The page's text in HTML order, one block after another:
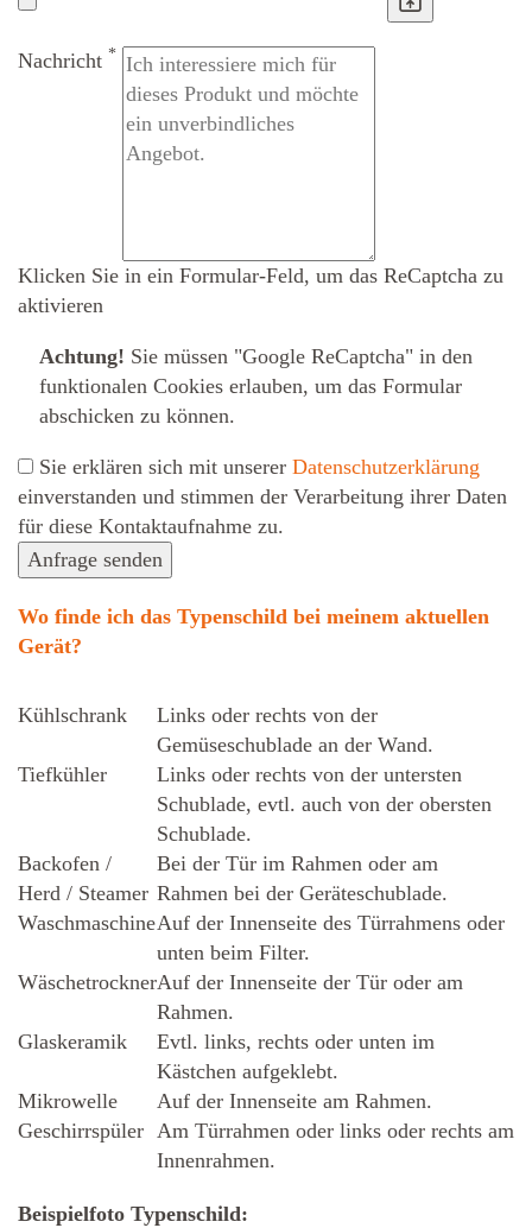
Nachricht *
Klicken Sie in ein Formular-Feld, um das ReCaptcha zu
aktivieren
Achtung! Sie müssen "Google ReCaptcha" in den
funktionalen Cookies erlauben, um das Formular
abschicken zu können.
Sie erklären sich mit unserer Datenschutzerklärung
ein­ver­standen und stimmen der Verarbeitung ihrer Daten
für diese Kontaktaufnahme zu.
Anfrage senden
Wo finde ich das Typenschild bei meinem aktuellen
Gerät?
Kühlschrank
Links oder rechts von der
Gemüseschublade an der Wand.
Tiefkühler
Links oder rechts von der untersten
Schublade, evtl. auch von der obersten
Schublade.
Backofen /
Herd / Steamer
Bei der Tür im Rahmen oder am
Rahmen bei der Geräteschublade.
WaschmaschineAuf der Innenseite des Türrahmens oder
unten beim Filter.
WäschetrocknerAuf der Innenseite der Tür oder am
Rahmen.
Glaskeramik
Evtl. links, rechts oder unten im
Kästchen aufgeklebt.
Mikrowelle
Auf der Innenseite am Rahmen.
Geschirrspüler Am Türrahmen oder links oder rechts am
Innenrahmen.
Beispielfoto Typenschild: